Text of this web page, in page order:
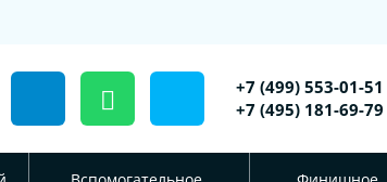
+7 (499) 553-01-51
+7 (495) 181-69-79